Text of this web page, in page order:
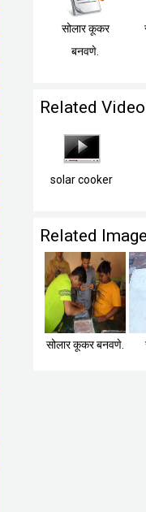
सोलार कूकर
बनवणे.
Related
solar cooker
Related
सोलार कूकर बनवणे.